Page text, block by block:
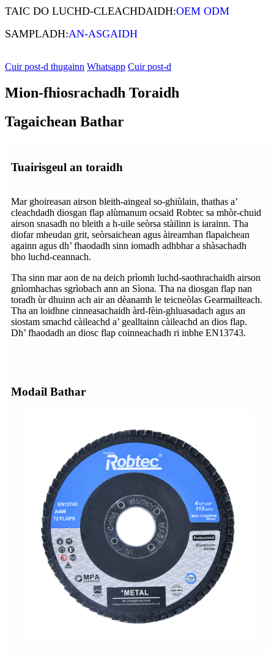
TAIC DO LUCHD-CLEACHDAIDH:OEM ODM
SAMPLADH:AN-ASGAIDH
Cuir post-d thugainn Whatsapp Cuir post-d
Mion-fhiosrachadh Toraidh
Tagaichean Bathar
Tuairisgeul an toraidh
Mar ghoireasan airson bleith-aingeal so-ghiùlain, thathas a’
cleachdadh diosgan flap alùmanum ocsaid Robtec sa mhòr-chuid
airson snasadh no bleith a h-uile seòrsa stàilinn is iarainn. Tha
diofar mheudan grit, seòrsaichean agus àireamhan flapaichean
againn agus dh’ fhaodadh sinn iomadh adhbhar a shàsachadh
bho luchd-ceannach.
Tha sinn mar aon de na deich prìomh luchd-saothrachaidh airson
gnìomhachas sgrìobach ann an Sìona. Tha na diosgan flap nan
toradh ùr dhuinn ach air an dèanamh le teicneòlas Gearmailteach.
Tha an loidhne cinneasachaidh àrd-fèin-ghluasadach agus an
siostam smachd càileachd a’ gealltainn càileachd an dios flap.
Dh’ fhaodadh an diosc flap coinneachadh ri inbhe EN13743.
Modail Bathar